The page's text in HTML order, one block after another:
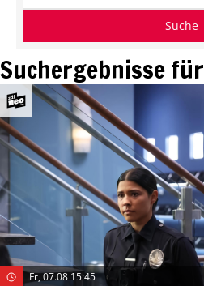
Suchergebnisse für
Fr, 07.08 15:45
Suche